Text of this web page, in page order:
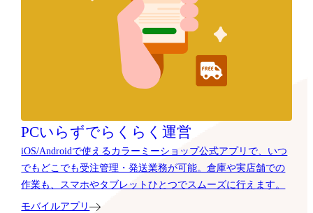
PCいらずでらくらく運営
iOS/Androidで使えるカラーミーショップ公式アプリで、いつ
でもどこでも受注管理・発送業務が可能。倉庫や実店舗での
作業も、スマホやタブレットひとつでスムーズに行えます。
モバイルアプリ